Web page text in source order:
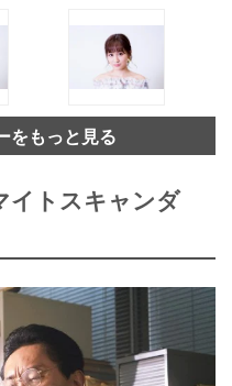
をもっと見る
イトスキャンダ